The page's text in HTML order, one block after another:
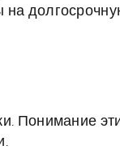
на
Понимание